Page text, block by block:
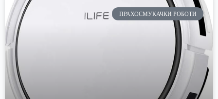
ПРАХОСМУКАЧКИ РОБОТИ